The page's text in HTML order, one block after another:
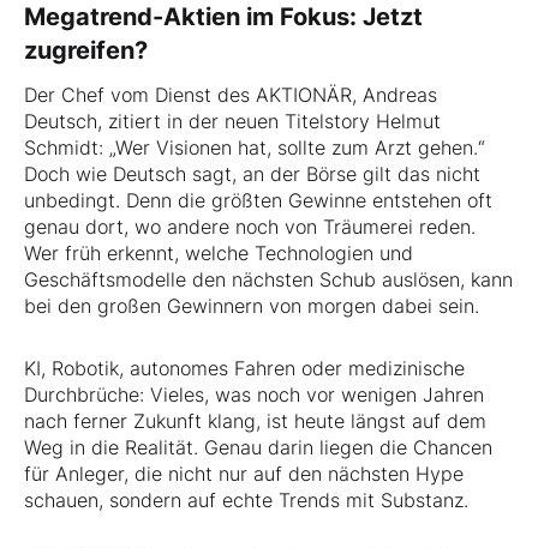
Megatrend-Aktien im Fokus: Jetzt
zugreifen?
Der Chef vom Dienst des AKTIONÄR, Andreas
Deutsch, zitiert in der neuen Titelstory Helmut
Schmidt: „Wer Visionen hat, sollte zum Arzt gehen.“
Doch wie Deutsch sagt, an der Börse gilt das nicht
unbedingt. Denn die größten Gewinne entstehen oft
genau dort, wo andere noch von Träumerei reden.
Wer früh erkennt, welche Technologien und
Geschäftsmodelle den nächsten Schub auslösen, kann
bei den großen Gewinnern von morgen dabei sein.
KI, Robotik, autonomes Fahren oder medizinische
Durchbrüche: Vieles, was noch vor wenigen Jahren
nach ferner Zukunft klang, ist heute längst auf dem
Weg in die Realität. Genau darin liegen die Chancen
für Anleger, die nicht nur auf den nächsten Hype
schauen, sondern auf echte Trends mit Substanz.